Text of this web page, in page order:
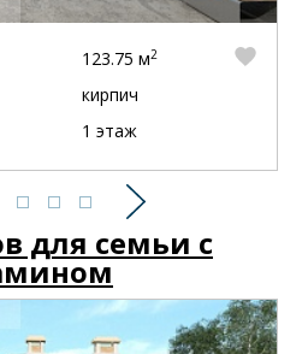
Следующий
123.75 м2
кирпич
1 этаж
для семьи с